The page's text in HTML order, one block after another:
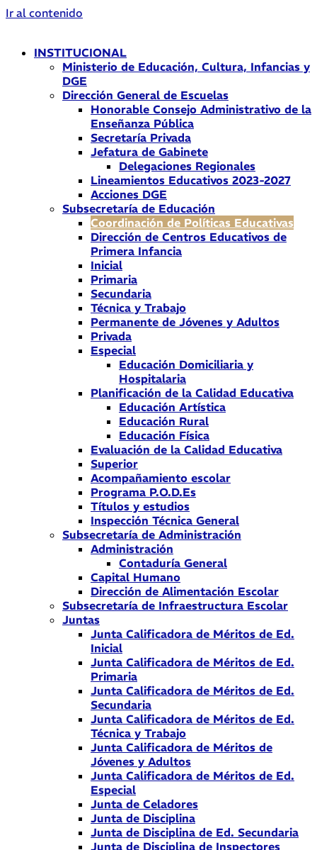
Ir al contenido
INSTITUCIONAL
Ministerio de Educación, Cultura, Infancias y
DGE
Dirección General de Escuelas
Honorable Consejo Administrativo de la
Enseñanza Pública
Secretaría Privada
Jefatura de Gabinete
Delegaciones Regionales
Lineamientos Educativos 2023-2027
Acciones DGE
Subsecretaría de Educación
Coordinación de Políticas Educativas
Dirección de Centros Educativos de
Primera Infancia
Inicial
Primaria
Secundaria
Técnica y Trabajo
Permanente de Jóvenes y Adultos
Privada
Especial
Educación Domiciliaria y
Hospitalaria
Planificación de la Calidad Educativa
Educación Artística
Educación Rural
Educación Física
Evaluación de la Calidad Educativa
Superior
Acompañamiento escolar
Programa P.O.D.Es
Títulos y estudios
Inspección Técnica General
Subsecretaría de Administración
Administración
Contaduría General
Capital Humano
Dirección de Alimentación Escolar
Subsecretaría de Infraestructura Escolar
Juntas
Junta Calificadora de Méritos de Ed.
Inicial
Junta Calificadora de Méritos de Ed.
Primaria
Junta Calificadora de Méritos de Ed.
Secundaria
Junta Calificadora de Méritos de Ed.
Técnica y Trabajo
Junta Calificadora de Méritos de
Jóvenes y Adultos
Junta Calificadora de Méritos de Ed.
Especial
Junta de Celadores
Junta de Disciplina
Junta de Disciplina de Ed. Secundaria
Junta de Disciplina de Inspectores